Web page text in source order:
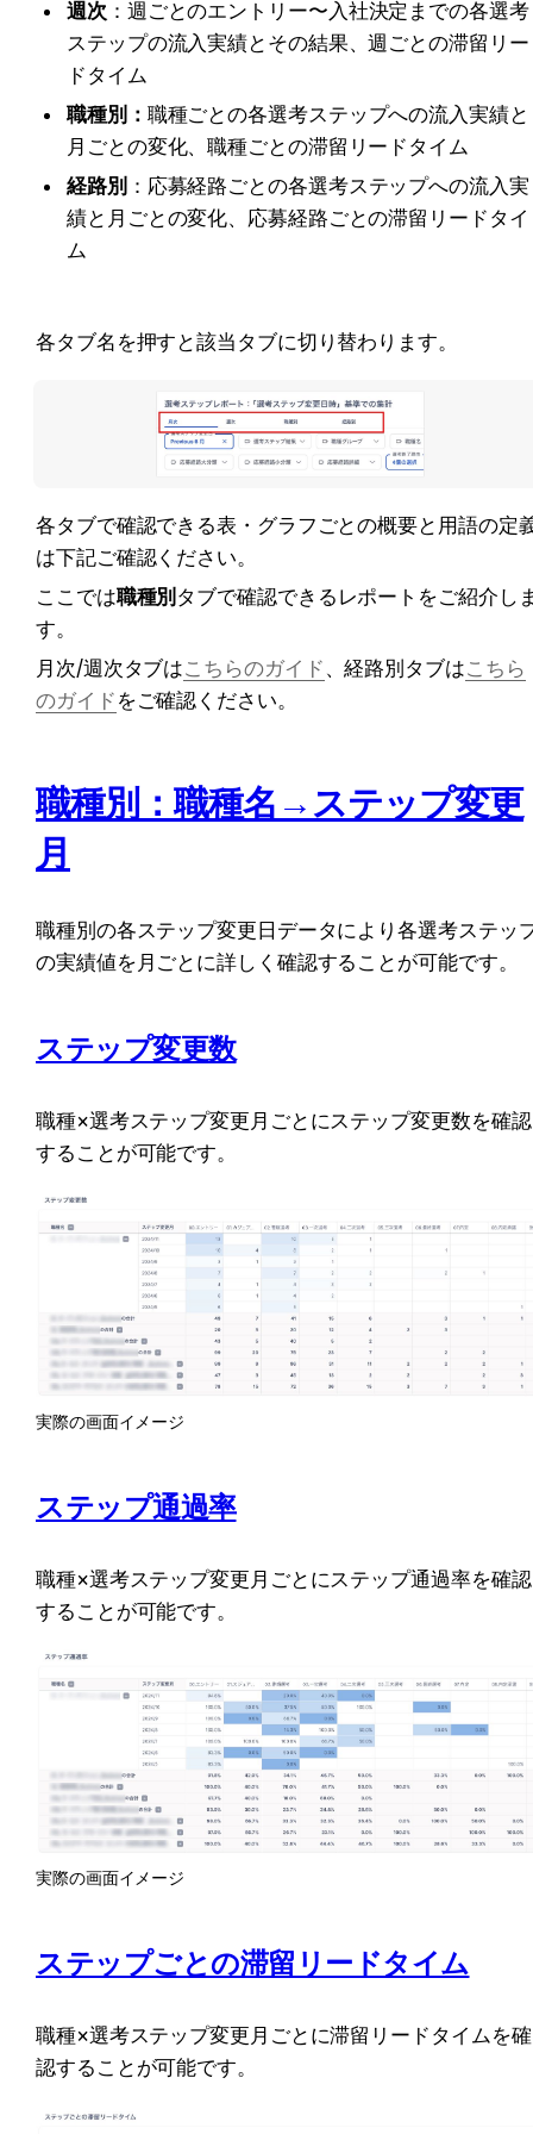
週次 ：週ごとのエントリー〜入社決定までの各選考
ステップの流入実績とその結果、週ごとの滞留リー
ドタイム
職種別： 職種ごとの各選考ステップへの流入実績と
月ごとの変化、職種ごとの滞留リードタイム
経路別 ：応募経路ごとの各選考ステップへの流入実
績と月ごとの変化、応募経路ごとの滞留リードタイ
ム
各タブ名を押すと該当タブに切り替わります。
各タブで確認できる表・グラフごとの概要と用語の定
は下記ご確認ください。
ここでは職種別 タブで確認できるレポートをご紹介し
す。
月次/週次タブはこちらのガイド 、経路別タブはこちら
のガイド をご確認ください。
職種別：職種名→ステップ変更
月
職種別の各ステップ変更日データにより各選考ステッ
の実績値を月ごとに詳しく確認することが可能です。
ステップ変更数
職種×選考ステップ変更月ごとにステップ変更数を確認
することが可能です。
実際の画面イメージ
ステップ通過率
職種×選考ステップ変更月ごとにステップ通過率を確認
することが可能です。
実際の画面イメージ
ステップごとの滞留リードタイム
職種×選考ステップ変更月ごとに滞留リードタイムを確
認することが可能です。